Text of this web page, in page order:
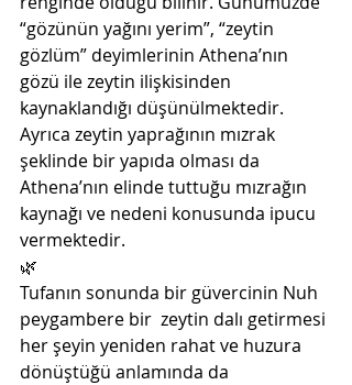
“gözünün yağını yerim”, “zeytin
gözlüm” deyimlerinin Athena’nın
gözü ile zeytin ilişkisinden
kaynaklandığı düşünülmektedir.
Ayrıca zeytin yaprağının mızrak
şeklinde bir yapıda olması da
Athena’nın elinde tuttuğu mızrağın
kaynağı ve nedeni konusunda ipucu
vermektedir.
🌿
Tufanın sonunda bir güvercinin Nuh
peygambere bir  zeytin dalı getirmesi
her şeyin yeniden rahat ve huzura
dönüştüğü anlamında da